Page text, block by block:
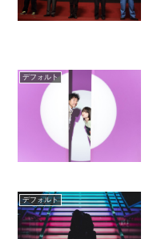
デフォルト
デフォルト